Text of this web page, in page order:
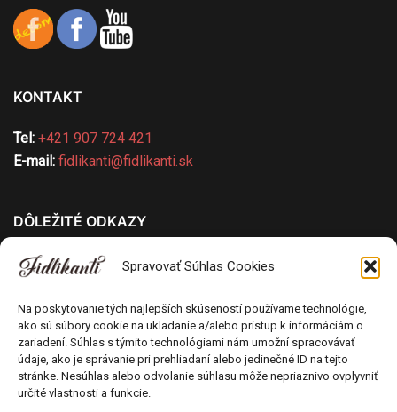
Spravovať Súhlas Cookies
Na poskytovanie tých najlepších skúseností používame technológie,
ako sú súbory cookie na ukladanie a/alebo prístup k informáciám o
zariadení. Súhlas s týmito technológiami nám umožní spracovávať
údaje, ako je správanie pri prehliadaní alebo jedinečné ID na tejto
stránke. Nesúhlas alebo odvolanie súhlasu môže nepriaznivo ovplyvniť
určité vlastnosti a funkcie.
KONTAKT
Tel: +421 907 724 421
E-mail: fidlikanti@fidlikanti.sk
DÔLEŽITÉ ODKAZY
Všeobecné obchodné podmienky
Pravidlá používania cookies
Odstúpenie od kúpnej zmluvy
Poučenie o uplatnení práva spotrebiteľa na
odstúpenie od zmluvy